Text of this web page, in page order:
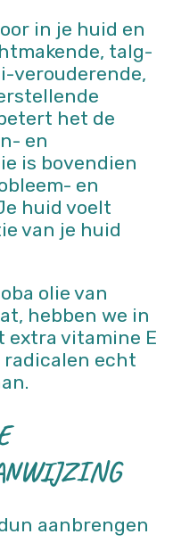
in je huid en
talg-
verouderende,
het de
en
is bovendien
en
huid voelt
van je huid
olie van
hebben we in
extra vitamine E
radicalen echt
dun aanbrengen